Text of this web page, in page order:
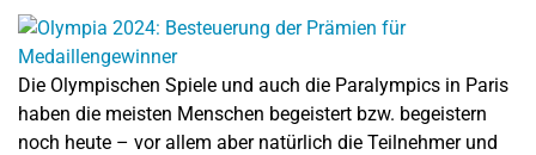
Die Olympischen Spiele und auch die Paralympics in Paris
haben die meisten Menschen begeistert bzw. begeistern
noch heute – vor allem aber natürlich die Teilnehmer und